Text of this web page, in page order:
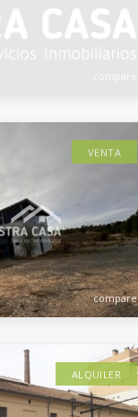
compare
VENTA
ALQUILER